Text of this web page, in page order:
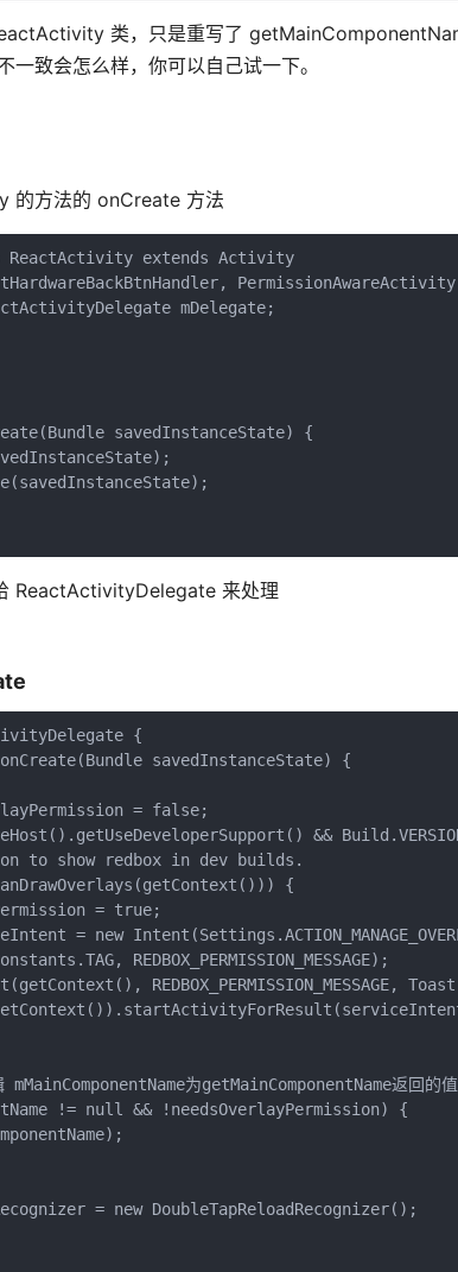
类，只是重写了
一致会怎么样，你可以自己试一下。
的方法的 onCreate 方法
extends Activity
PermissionAwareActivity
mDelegate;
savedInstanceState) {
ReactActivityDelegate 来处理
{
savedInstanceState) {
= false;
&&
to show redbox in dev builds.
{
= true;
= new
REDBOX_PERMISSION_MESSAGE);
REDBOX_PERMISSION_MESSAGE,
mMainComponentName为getMainComponentName返回的值
!= null && !needsOverlayPermission) {
= new DoubleTapReloadRecognizer();